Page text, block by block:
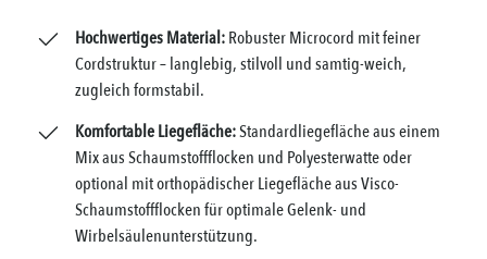
Hochwertiges Material:Robuster Microcord mit feiner
Cordstruktur – langlebig, stilvoll und samtig-weich,
zugleich formstabil.
Komfortable Liegefläche:Standardliegefläche aus einem
Mix aus Schaumstoffflocken und Polyesterwatte oder
optional mit orthopädischer Liegefläche aus Visco-
Schaumstoffflocken für optimale Gelenk- und
Wirbelsäulenunterstützung.